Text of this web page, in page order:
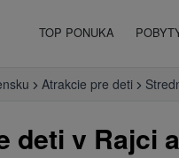
TOP PONUKA
Atrakcie pre deti
deti v Rajci